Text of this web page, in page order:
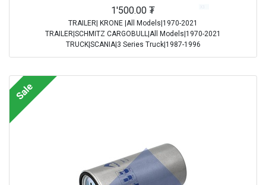
1'500.00 ₮
TRAILER| KRONE |All Models|1970-2021
TRAILER|SCHMITZ CARGOBULL|All Models|1970-2021
TRUCK|SCANIA|3 Series Truck|1987-1996
TRUCK|IVECO|Eurocargo I|1991-2003
TRUCK|IVECO|Eurotech|1992-2002
TRUCK|DAF|CF75|2001-2013
TRUCK|DAF|CF85|2001-2013
TRUCK|DAF|XF95|2002-2006
Sale